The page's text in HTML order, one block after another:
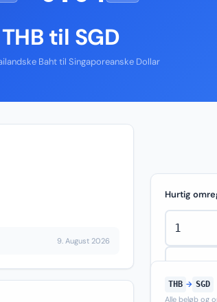
THB til SGD
Baht til Singaporeanske Dollar
9. August 2026
Hurtig
THB → SGD
Alle beløb og